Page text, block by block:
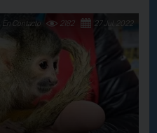
27 Jul, 2022
2182
En Contacto